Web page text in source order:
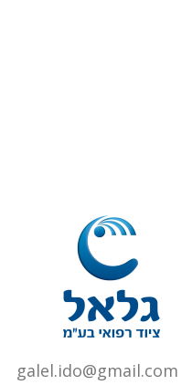
galel.ido@gmail.com